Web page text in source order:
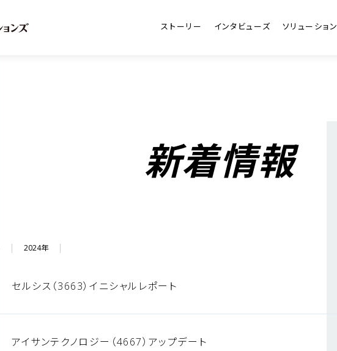
ストーリー インタビューズ ソリューション
新着情報
2024年
セルシス（3663）イニシャルレポート
アイサンテクノロジー（4667）アップデート